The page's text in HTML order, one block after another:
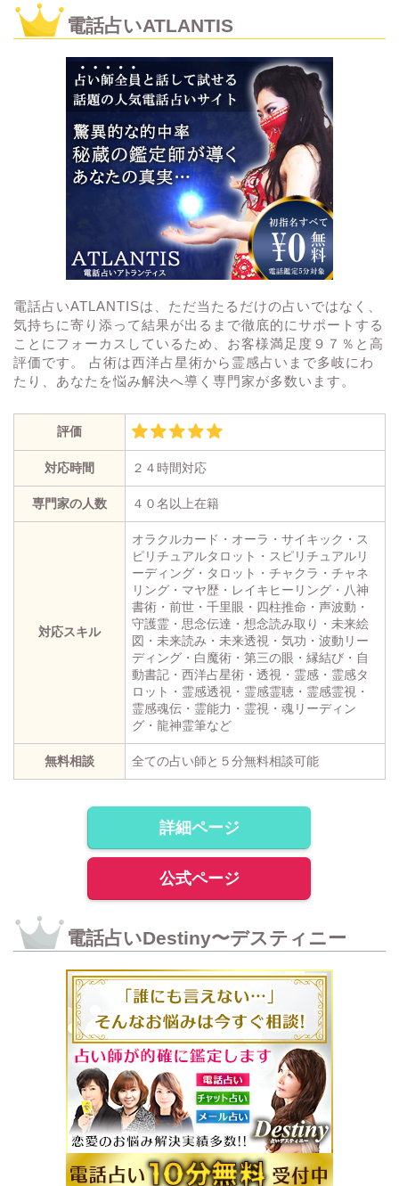
電話占いATLANTIS
電話占いATLANTISは、ただ当たるだけの占いではなく、
気持ちに寄り添って結果が出るまで徹底的にサポートする
ことにフォーカスしているため、お客様満足度９７％と高
評価です。 占術は西洋占星術から霊感占いまで多岐にわ
たり、あなたを悩み解決へ導く専門家が多数います。
評価
対応時間 ２４時間対応
専門家の人数 ４０名以上在籍
対応スキル
オラクルカード・オーラ・サイキック・ス
ピリチュアルタロット・スピリチュアルリ
ーディング・タロット・チャクラ・チャネ
リング・マヤ歴・レイキヒーリング・八神
書術・前世・千里眼・四柱推命・声波動・
守護霊・思念伝達・想念読み取り・未来絵
図・未来読み・未来透視・気功・波動リー
ディング・白魔術・第三の眼・縁結び・自
動書記・西洋占星術・透視・霊感・霊感タ
ロット・霊感透視・霊感霊聴・霊感霊視・
霊感魂伝・霊能力・霊視・魂リーディン
グ・龍神霊筆など
無料相談 全ての占い師と５分無料相談可能
詳細ページ
公式ページ
電話占いDestiny〜デスティニー